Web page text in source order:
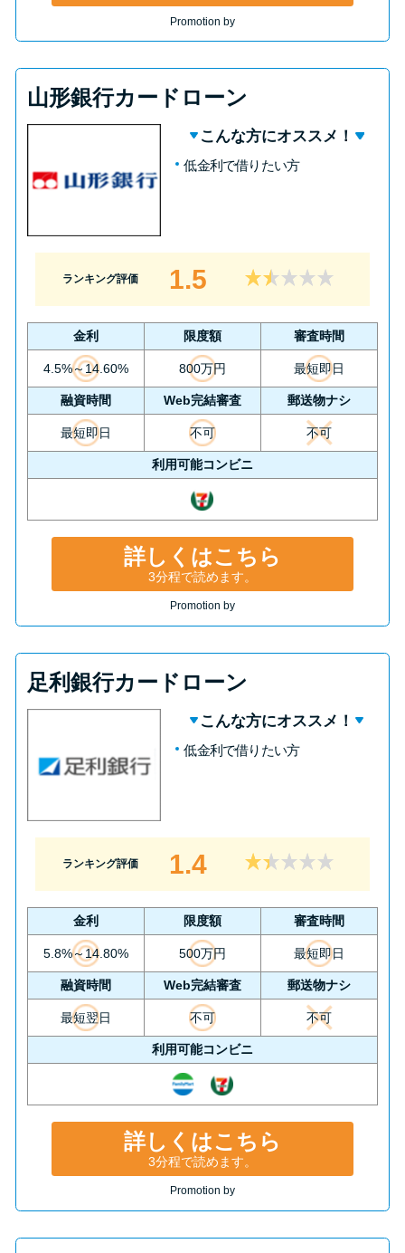
Promotion by
山形銀行カードローン
こんな方にオススメ！
低金利で借りたい方
ランキング評価 1.5
金利 限度額 審査時間
4.5%～14.60% 800万円 最短即日
融資時間 Web完結審査 郵送物ナシ
最短即日 不可 不可
利用可能コンビニ
詳しくはこちら
3分程で読めます。
Promotion by
足利銀行カードローン
こんな方にオススメ！
低金利で借りたい方
ランキング評価 1.4
金利 限度額 審査時間
5.8%～14.80% 500万円 最短即日
融資時間 Web完結審査 郵送物ナシ
最短翌日 不可 不可
利用可能コンビニ
詳しくはこちら
3分程で読めます。
Promotion by